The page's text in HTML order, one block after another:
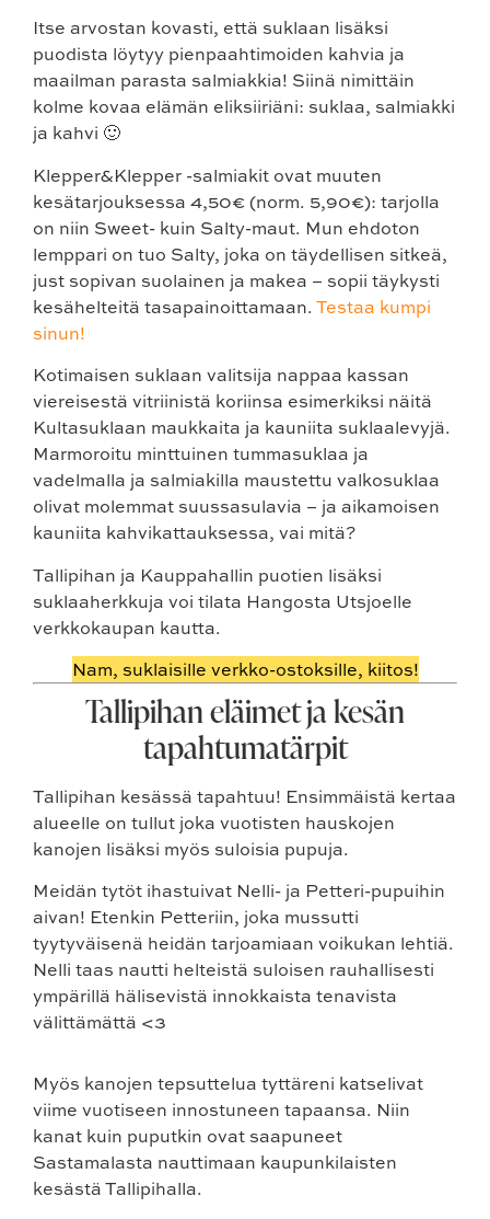
Itse arvostan kovasti, että suklaan lisäksi
puodista löytyy pienpaahtimoiden kahvia ja
maailman parasta salmiakkia! Siinä nimittäin
kolme kovaa elämän eliksiiriäni: suklaa, salmiakki
ja kahvi 🙂
Klepper&Klepper -salmiakit ovat muuten
kesätarjouksessa 4,50€ (norm. 5,90€): tarjolla
on niin Sweet- kuin Salty-maut. Mun ehdoton
lemppari on tuo Salty, joka on täydellisen sitkeä,
just sopivan suolainen ja makea – sopii täykysti
kesähelteitä tasapainoittamaan. Testaa kumpi
sinun!
Kotimaisen suklaan valitsija nappaa kassan
viereisestä vitriinistä koriinsa esimerkiksi näitä
Kultasuklaan maukkaita ja kauniita suklaalevyjä.
Marmoroitu minttuinen tummasuklaa ja
vadelmalla ja salmiakilla maustettu valkosuklaa
olivat molemmat suussasulavia – ja aikamoisen
kauniita kahvikattauksessa, vai mitä?
Tallipihan ja Kauppahallin puotien lisäksi
suklaaherkkuja voi tilata Hangosta Utsjoelle
verkkokaupan kautta.
Nam, suklaisille verkko-ostoksille, kiitos!
Tallipihan eläimet ja kesän
tapahtumatärpit
Tallipihan kesässä tapahtuu! Ensimmäistä kertaa
alueelle on tullut joka vuotisten hauskojen
kanojen lisäksi myös suloisia pupuja.
Meidän tytöt ihastuivat Nelli- ja Petteri-pupuihin
aivan! Etenkin Petteriin, joka mussutti
tyytyväisenä heidän tarjoamiaan voikukan lehtiä.
Nelli taas nautti helteistä suloisen rauhallisesti
ympärillä hälisevistä innokkaista tenavista
välittämättä <3
Myös kanojen tepsuttelua tyttäreni katselivat
viime vuotiseen innostuneen tapaansa. Niin
kanat kuin puputkin ovat saapuneet
Sastamalasta nauttimaan kaupunkilaisten
kesästä Tallipihalla.